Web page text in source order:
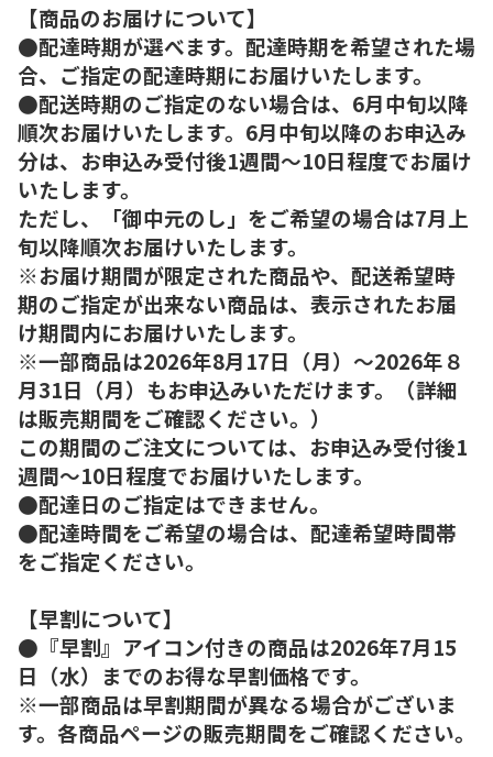
【商品のお届けについて】
●配達時期が選べます。配達時期を希望された場
合、ご指定の配達時期にお届けいたします。
●配送時期のご指定のない場合は、6月中旬以降
順次お届けいたします。6月中旬以降のお申込み
分は、お申込み受付後1週間～10日程度でお届け
いたします。
ただし、「御中元のし」をご希望の場合は7月上
旬以降順次お届けいたします。
※お届け期間が限定された商品や、配送希望時
期のご指定が出来ない商品は、表示されたお届
け期間内にお届けいたします。
※一部商品は2026年8月17日（月）～2026年８
月31日（月）もお申込みいただけます。（詳細
は販売期間をご確認ください。）
この期間のご注文については、お申込み受付後1
週間～10日程度でお届けいたします。
●配達日のご指定はできません。
●配達時間をご希望の場合は、配達希望時間帯
をご指定ください。
【早割について】
●『早割』アイコン付きの商品は2026年7月15
日（水）までのお得な早割価格です。
※一部商品は早割期間が異なる場合がございま
す。各商品ページの販売期間をご確認ください。